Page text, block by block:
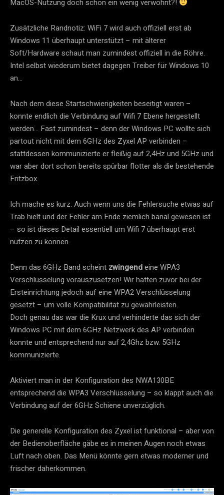
MacOS-Nutzung doch schon ein wenig verwöhnt?!
Zusätzliche Randnotiz: WiFi 7 wird auch offiziell erst ab
Windows 11 überhaupt unterstützt – mit älterer
Soft/Hardware schaut man zumindest offiziell in die Röhre.
Intel selbst wiederum bietet dagegen Treiber für Windows 10
an…
Nach dem diese Startschwierigkeiten beseitigt waren –
konnte endlich die Verbindung auf Wifi 7 Ebene hergestellt
werden… Fast zumindest – denn der Windows PC wollte sich
partout nicht mit dem 6GHz des Zyxel AP verbinden –
stattdessen kommunizierte er fleißig auf 2,4Hz und 5GHz und
war aber dort schon bereits spürbar flotter als die bestehende
Fritzbox.
Ich mache es kurz: Auch wenn uns die Fehlersuche etwas auf
Trab hielt und der Fehler am Ende ziemlich banal gewesen ist
– so ist dieses Detail essentiell um Wifi 7 überhaupt erst
nutzen zu können.
Denn das 6GHz Band scheint zwingendeine WPA3
Verschlüsselung vorauszusetzen! Wir hatten zuvor bei der
Ersteinrichtung jedoch auf eine WPA2 Verschlüsselung
gesetzt – um volle Kompatibilität zu gewährleisten.
Doch genau das war die Krux und verhinderte das sich der
Windows PC mit dem 6GHz Netzwerk des AP verbinden
konnte und entsprechend nur auf 2,4Ghz bzw. 5GHz
kommunizierte.
Aktiviert man in der Konfiguration des NWA130BE
entsprechend die WPA3 Verschlüsselung – so klappt auch die
Verbindung auf der 6GHz Schiene unverzüglich.
Die generelle Konfiguration des Zyxel ist funktional – aber von
der Bedienoberfläche gäbe es in meinen Augen noch etwas
Luft nach oben. Das Menü könnte gern etwas moderner und
frischer daherkommen.